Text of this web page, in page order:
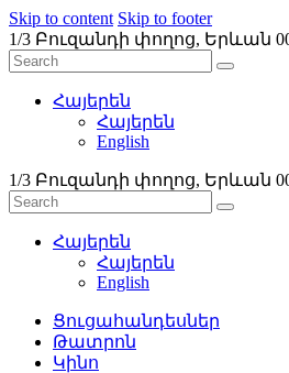
Skip to content Skip to footer
1/3 Բուզանդի փողոց, Երևան
Հայերեն
Հայերեն
English
1/3 Բուզանդի փողոց, Երևան
Հայերեն
Հայերեն
English
Ցուցահանդեսներ
Թատրոն
Կինո